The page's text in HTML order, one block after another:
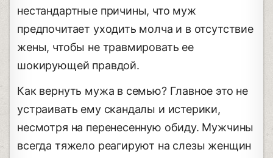
нестандартные причины, что муж
предпочитает уходить молча и в отсутствие
жены, чтобы не травмировать ее
шокирующей правдой.
Как вернуть мужа в семью? Главное это не
устраивать ему скандалы и истерики,
несмотря на перенесенную обиду. Мужчины
всегда тяжело реагируют на слезы женщин